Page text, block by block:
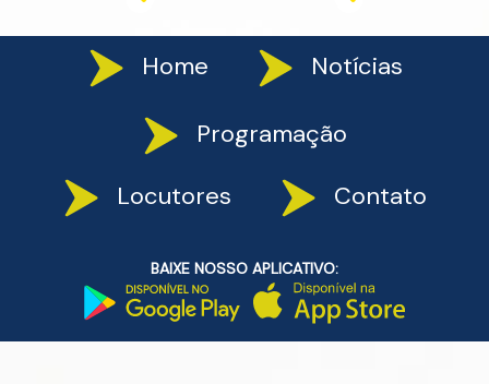
Home Notícias
Programação
Locutores
Contato
BAIXE NOSSO APLICATIVO: